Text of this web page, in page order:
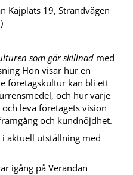
Kajplats 19, Strandvägen
som gör skillnad med
Hon visar hur en
företagskultur kan bli ett
och hur varje
leva företagets vision
och kundnöjdhet.
aktuell utställning med
igång på Verandan